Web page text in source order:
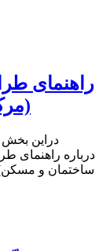
راهنمای
دراین بخش
درباره راهنمای
ساختمان و مسکن)